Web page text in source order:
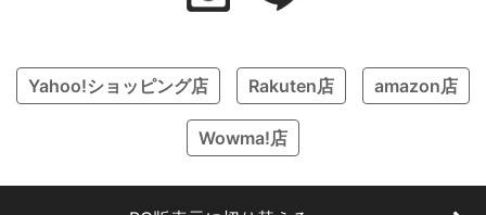
Yahoo!ショッピング店 Rakuten店 amazon店
Wowma!店